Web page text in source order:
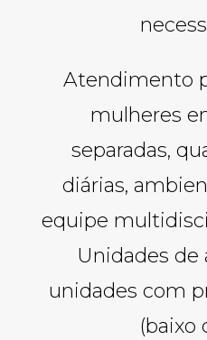
Atendimento
mulheres
separadas,
diárias,
equipe
Unidades de
unidades com
(baixo